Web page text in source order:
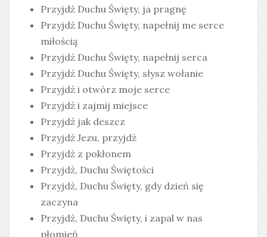
Przyjdź Duchu Święty, ja pragnę
Przyjdź Duchu Święty, napełnij me serce
miłością
Przyjdź Duchu Święty, napełnij serca
Przyjdź Duchu Święty, słysz wołanie
Przyjdź i otwórz moje serce
Przyjdź i zajmij miejsce
Przyjdź jak deszcz
Przyjdź Jezu, przyjdź
Przyjdź z pokłonem
Przyjdź, Duchu Świętości
Przyjdź, Duchu Święty, gdy dzień się
zaczyna
Przyjdź, Duchu Święty, i zapal w nas
płomień